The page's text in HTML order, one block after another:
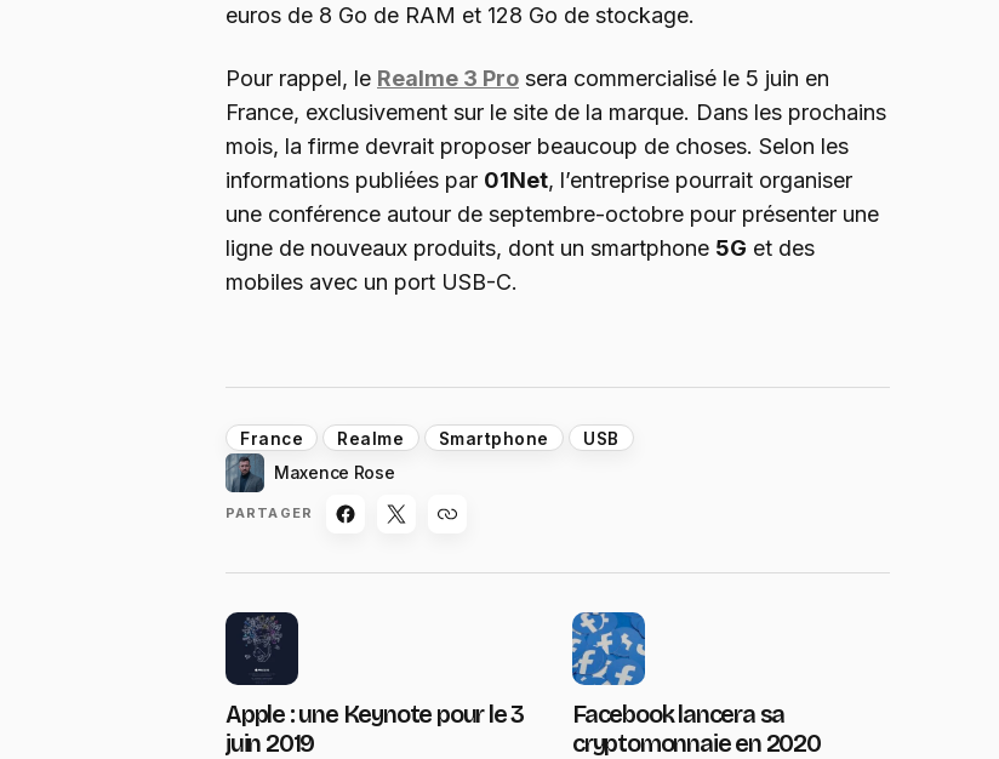
euros de 8 Go de RAM et 128 Go de stockage.
Pour rappel, le Realme 3 Pro sera commercialisé le 5 juin en
France, exclusivement sur le site de la marque. Dans les prochains
mois, la firme devrait proposer beaucoup de choses. Selon les
informations publiées par 01Net, l’entreprise pourrait organiser
une conférence autour de septembre-octobre pour présenter une
ligne de nouveaux produits, dont un smartphone 5G et des
mobiles avec un port USB-C.
France Realme Smartphone USB
Maxence Rose
PARTAGER
Apple : une Keynote pour le 3
juin 2019
Facebook lancera sa
cryptomonnaie en 2020